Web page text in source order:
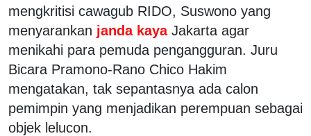
mengkritisi cawagub RIDO, Suswono yang
menyarankan janda kaya Jakarta agar
menikahi para pemuda pengangguran. Juru
Bicara Pramono-Rano Chico Hakim
mengatakan, tak sepantasnya ada calon
pemimpin yang menjadikan perempuan sebagai
objek lelucon.